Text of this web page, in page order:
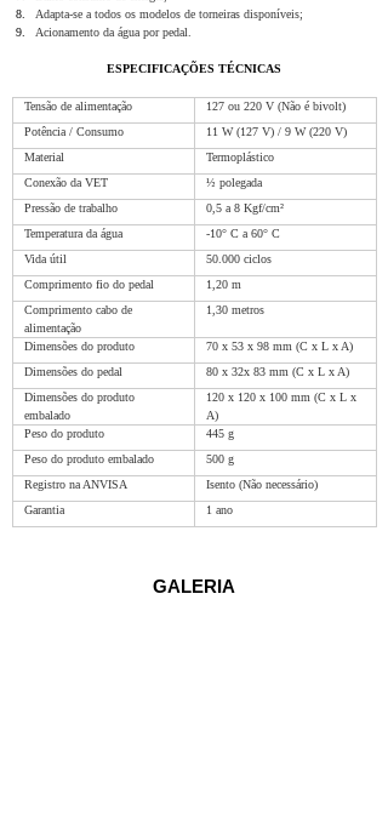
Adapta-se a todos os modelos de torneiras disponíveis;
Acionamento da água por pedal.
ESPECIFICAÇÕES TÉCNICAS
Tensão de alimentação
127 ou 220 V (Não é bivolt)
Potência / Consumo
11 W (127 V) / 9 W (220 V)
Material
Termoplástico
Conexão da VET
½ polegada
Pressão de trabalho
0,5 a 8 Kgf/cm²
Temperatura da água
-10° C a 60° C
Vida útil
50.000 ciclos
Comprimento fio do pedal
1,20 m
Comprimento cabo de
alimentação
1,30 metros
Dimensões do produto
70 x 53 x 98 mm (C x L x A)
Dimensões do pedal
80 x 32x 83 mm (C x L x A)
Dimensões do produto
embalado
120 x 120 x 100 mm (C x L x
A)
Peso do produto
445 g
Peso do produto embalado
500 g
Registro na ANVISA
Isento (Não necessário)
Garantia
1 ano
GALERIA